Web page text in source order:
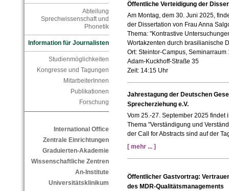
Abteilung
Sprechwissenschaft und
Phonetik
Information für Journalisten
Studienmöglichkeiten
Kongresse und Tagungen
MitarbeiterInnen
Publikationen
Forschung
International Office
Zentrale Einrichtungen
Graduierten-Akademie
Wissenschaftliche Zentren
An-Institute
Universitätsklinikum
Öffentliche Verteidigung der
Am Montag, dem 30. Juni 2025,
der Dissertation von Frau Anna
Thema: "Kontrastive
Wortakzenten durch brasilianische
Ort: Steintor-Campus, Seminarraum
Adam-Kuckhoff-Straße 35
Zeit: 14:15 Uhr
Jahrestagung der Deutschen
Sprecherziehung e.V.
Vom 25.-27. September 2025
Thema "Verständigung und
der Call for Abstracts sind auf der
[ mehr ... ]
Öffentlicher Gastvortrag:
des MDR-Qualitätsmanagements